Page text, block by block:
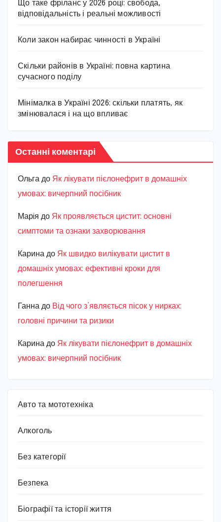
Що таке фріланс у 2026 році: свобода,
відповідальність і реальні можливості
Коли закон набирає чинності в Україні
Скільки районів в Україні: повна картина
сучасного поділу
Мінімалка в Україні 2026: скільки платять, як
змінювалася і на що впливає
Останні коментарі
Ольга до Як лікувати пієлонефрит в домашніх
умовах: вичерпний посібник
Марiя до Як проявляється цистит: основні
симптоми та ознаки захворювання
Карина до Як швидко вилікувати цистит в
домашніх умовах: ефективні кроки для
полегшення
Ганна до Від чого з’являється пісок у нирках:
головні причини та ризики
Карина до Як лікувати пієлонефрит в домашніх
умовах: вичерпний посібник
Авто та мототехніка
Алкоголь
Без категорії
Безпека
Біографії та історії життя